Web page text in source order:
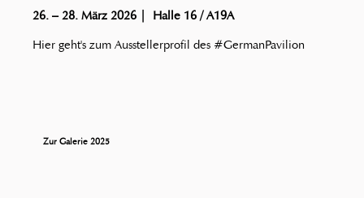
26. – 28. März 2026 | Halle 16 / A19A
Hier geht's zum Ausstellerprofil des #GermanPavilion
Zur Galerie 2025